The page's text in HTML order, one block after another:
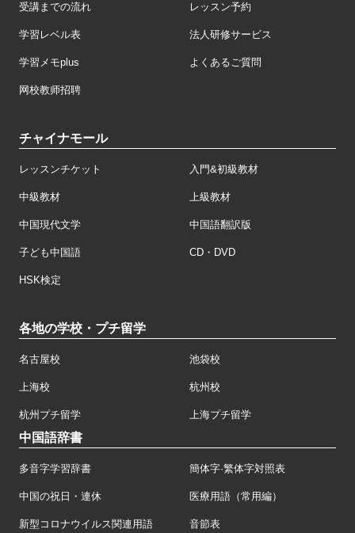
受講までの流れ レッスン予約
学習レベル表 法人研修サービス
学習メモplus よくあるご質問
网校教师招聘
チャイナモール
レッスンチケット 入門&初級教材
中級教材 上級教材
中国現代文学 中国語翻訳版
子ども中国語 CD・DVD
HSK検定
各地の学校・プチ留学
名古屋校 池袋校
上海校 杭州校
杭州プチ留学 上海プチ留学
中国語辞書
多音字学習辞書 簡体字·繁体字対照表
中国の祝日・連休 医療用語（常用編）
新型コロナウイルス関連用語 音節表